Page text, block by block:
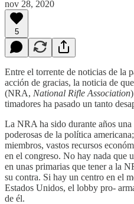
nov 28, 2020
5
Entre el torrente de noticias de la
acción de gracias, la noticia de
(NRA, National Rifle Association
timadores ha pasado un tanto
La NRA ha sido durante años una
poderosas de la política
miembros, vastos recursos
en el congreso. No hay nada que
en unas primarias que tener a la
su contra. Si hay un centro en el
Estados Unidos, el lobby pro-
de él.